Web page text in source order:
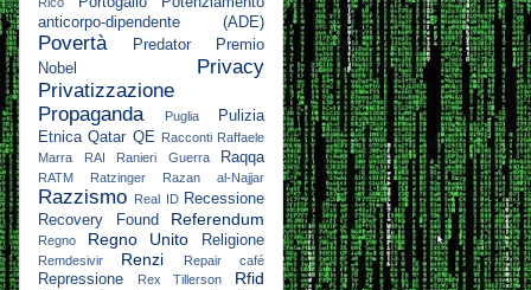
anticorpo-dipendente (ADE)
Povertà Predator
Premio
Nobel
Privacy
Privatizzazione
Propaganda
Puglia
Pulizia
Etnica Qatar QE Racconti Raffaele
Marra
RAI Ranieri Guerra Raqqa
RATM Ratzinger Razan al-Najjar
Razzismo Real ID Recessione
Recovery Found
Referendum
Regno Regno Unito Religione
Remdesivir Renzi Repair café
Repressione Rex Tillerson Rfid